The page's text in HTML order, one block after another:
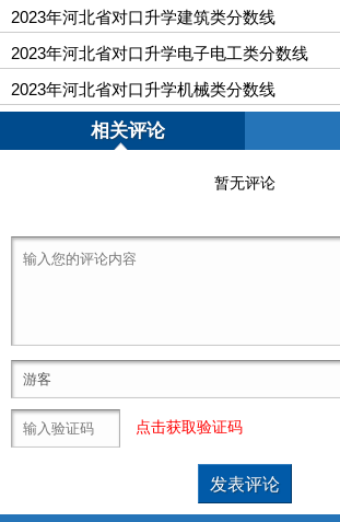
2023年河北省对口升学建筑类分数线
2023年河北省对口升学电子电工类分数线
2023年河北省对口升学机械类分数线
相关评论
暂无评论
点击获取验证码